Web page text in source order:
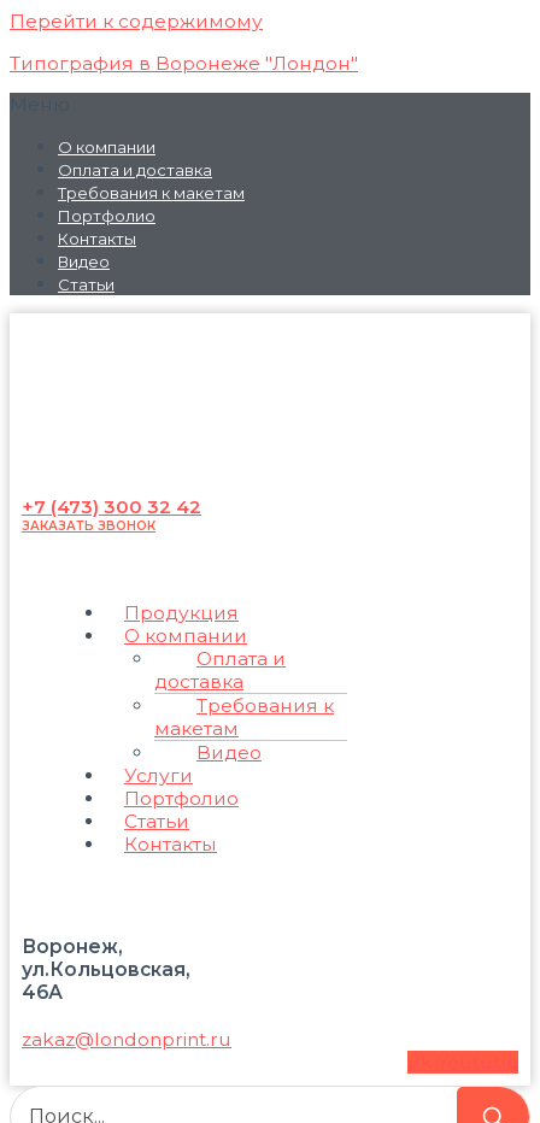
Перейти к содержимому
Типография в Воронеже "Лондон"
О компании
Оплата и доставка
Требования к макетам
Портфолио
Контакты
Видео
Статьи
+7 (473) 300 32 42
ЗАКАЗАТЬ ЗВОНОК
Продукция
О компании
Оплата и
доставка
Требования к
макетам
Видео
Услуги
Портфолио
Статьи
Контакты
Воронеж,
ул.Кольцовская,
46А
zakaz@londonprint.ru